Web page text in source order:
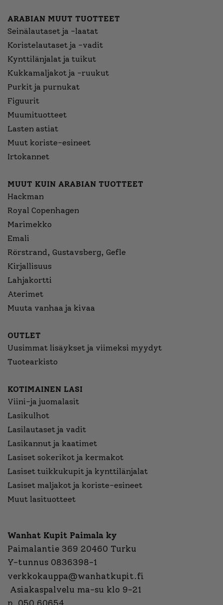
ARABIAN MUUT TUOTTEET
Seinälautaset ja -laatat
Koristelautaset ja -vadit
Kynttilänjalat ja tuikut
Kukkamaljakot ja -ruukut
Purkit ja purnukat
Figuurit
Muumituotteet
Lasten astiat
Muut koriste-esineet
Irtokannet
MUUT KUIN ARABIAN TUOTTEET
Hackman
Royal Copenhagen
Marimekko
Emali
Rörstrand, Gustavsberg, Gefle
Kirjallisuus
Lahjakortti
Aterimet
Muuta vanhaa ja kivaa
OUTLET
Uusimmat lisäykset ja viimeksi myydyt
Tuotearkisto
KOTIMAINEN LASI
Viini-ja juomalasit
Lasikulhot
Lasilautaset ja vadit
Lasikannut ja kaatimet
Lasiset sokerikot ja kermakot
Lasiset tuikkukupit ja kynttilänjalat
Lasiset maljakot ja koriste-esineet
Muut lasituotteet
Wanhat Kupit Paimala ky
Paimalantie 369 20460 Turku
Y-tunnus 0836398-1
verkkokauppa@wanhatkupit.fi
Asiakaspalvelu ma-su klo 9-21